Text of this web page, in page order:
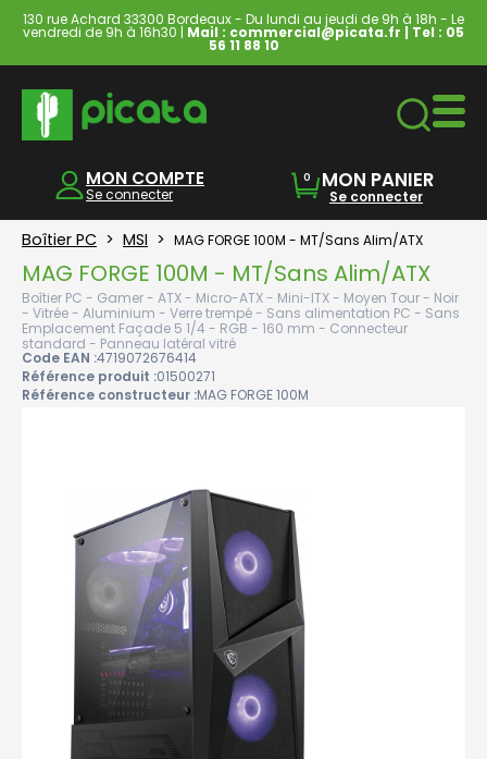
130 rue Achard 33300 Bordeaux - Du lundi au jeudi de 9h à 18h - Le
vendredi de 9h à 16h30 | Mail : commercial@picata.fr | Tel : 05
56 11 88 10
MON COMPTE
Se connecter
0 MON PANIER
Se connecter
Boîtier PC > MSI > MAG FORGE 100M - MT/Sans Alim/ATX
MAG FORGE 100M - MT/Sans Alim/ATX
Boîtier PC - Gamer - ATX - Micro-ATX - Mini-ITX - Moyen Tour - Noir
- Vitrée - Aluminium - Verre trempé - Sans alimentation PC - Sans
Emplacement Façade 5 1/4 - RGB - 160 mm - Connecteur
standard - Panneau latéral vitré
Code EAN :4719072676414
Référence produit :01500271
Référence constructeur :MAG FORGE 100M